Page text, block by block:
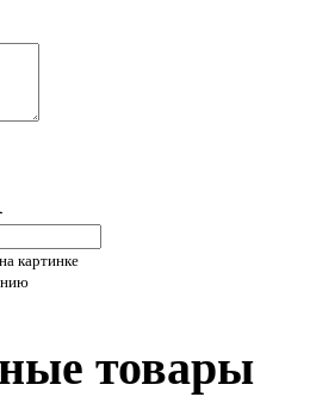
картинке
товары